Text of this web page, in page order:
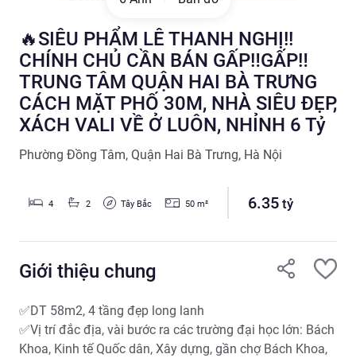
🔥SIÊU PHẨM LÊ THANH NGHỊ!!
CHÍNH CHỦ CẦN BÁN GẤP‼️GẤP‼️
TRUNG TÂM QUẬN HAI BÀ TRƯNG
CÁCH MẶT PHỐ 30M, NHÀ SIÊU ĐẸP,
XÁCH VALI VỀ Ở LUÔN, NHỈNH 6 Tỷ
Phường Đồng Tâm, Quận Hai Bà Trưng, Hà Nội
4 2 Tây Bắc 50m² 6.35tỷ
Giới thiệu chung
✅DT 58m2, 4 tầng đẹp long lanh
✅Vị trí đắc địa, vài bước ra các trường đại học lớn: Bách
Khoa, Kinh tế Quốc dân, Xây dựng, gần chợ Bách Khoa,